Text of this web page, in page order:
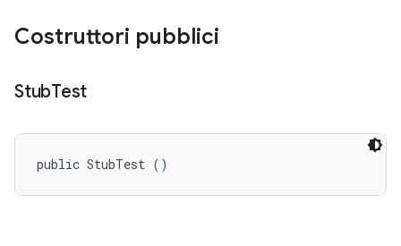
Costruttori pubblici
StubTest
public StubTest ()